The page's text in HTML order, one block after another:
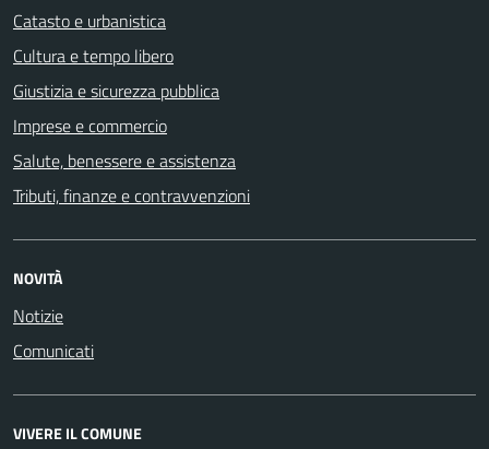
Catasto e urbanistica
Cultura e tempo libero
Giustizia e sicurezza pubblica
Imprese e commercio
Salute, benessere e assistenza
Tributi, finanze e contravvenzioni
NOVITÀ
Notizie
Comunicati
VIVERE IL COMUNE